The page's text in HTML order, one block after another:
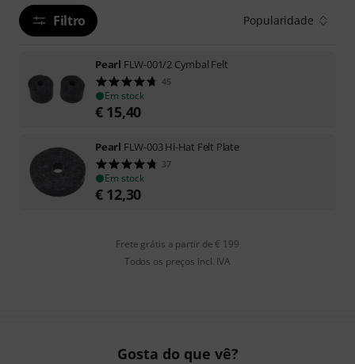
Filtro Popularidade
Pearl FLW-001/2 Cymbal Felt
45
Em stock
€ 15,40
Pearl FLW-003 Hi-Hat Felt Plate
37
Em stock
€ 12,30
Frete grátis a partir de € 199
Todos os preços incl. IVA
Gosta do que vê?